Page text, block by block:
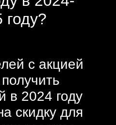
году?
с акцией
в 2024 году
скидку для